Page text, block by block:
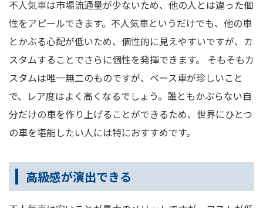
不人気車は市場流通量が少ないため、他の人とは違った個
性をアピールできます。不人気車というだけでも、他の車
とかぶる心配が低いため、個性的に見えやすいですが、カ
スタムすることでさらに個性を発揮できます。 そもそもカ
スタムは唯一無二のものですが、ベース車が珍しいこと
で、レア度はよく高くなるでしょう。誰ともかぶらない自
分だけの車を作り上げることができるため、世界にひとつ
の車を堪能したい人には特におすすめです。
高級感が演出できる